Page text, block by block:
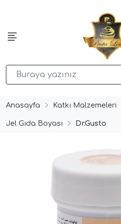
Anasayfa Katkı Malzemeleri
Jel Gıda Boyası Dr.Gusto